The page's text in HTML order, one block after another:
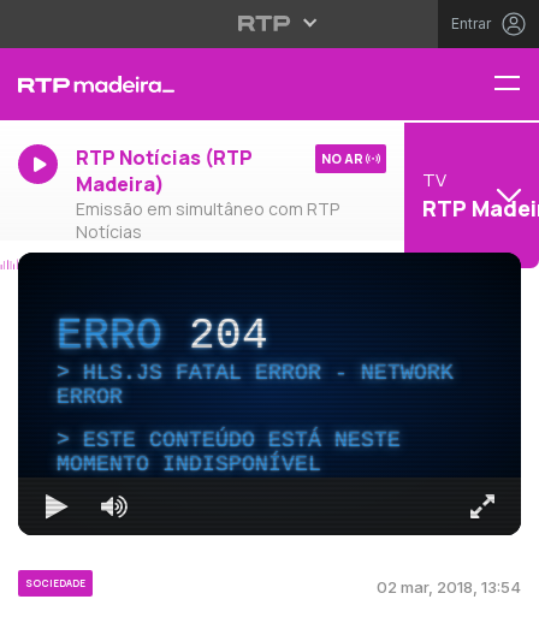
Entrar
RTP Notícias (RTP
Madeira)
Emissão em simultâneo com RTP
Notícias
NO AR
TV
RTP
ERRO204
HLS.JS FATAL ERROR - NETWORK
ERROR
ESTE CONTEÚDO ESTÁ NESTE
MOMENTO INDISPONÍVEL
SOCIEDADE 02 mar, 2018, 13:54